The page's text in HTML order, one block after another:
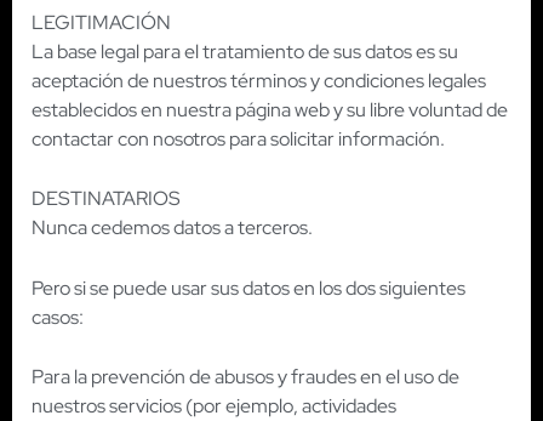
LEGITIMACIÓN
La base legal para el tratamiento de sus datos es su
aceptación de nuestros términos y condiciones legales
establecidos en nuestra página web y su libre voluntad de
contactar con nosotros para solicitar información.
DESTINATARIOS
Nunca cedemos datos a terceros.
Pero si se puede usar sus datos en los dos siguientes
casos:
Para la prevención de abusos y fraudes en el uso de
nuestros servicios (por ejemplo, actividades